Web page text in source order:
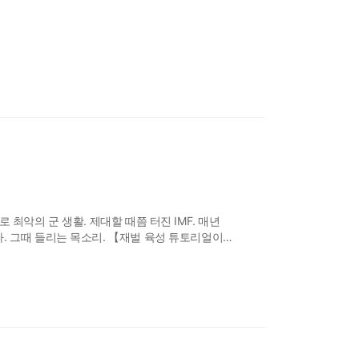
최악의 군 생활. 제대할 때쯤 터진 IMF. 매년
그때 들리는 목소리. 【재벌 육성 튜토리얼이